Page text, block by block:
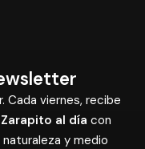
Cada viernes, recibe
Zarapito al día con
y medio